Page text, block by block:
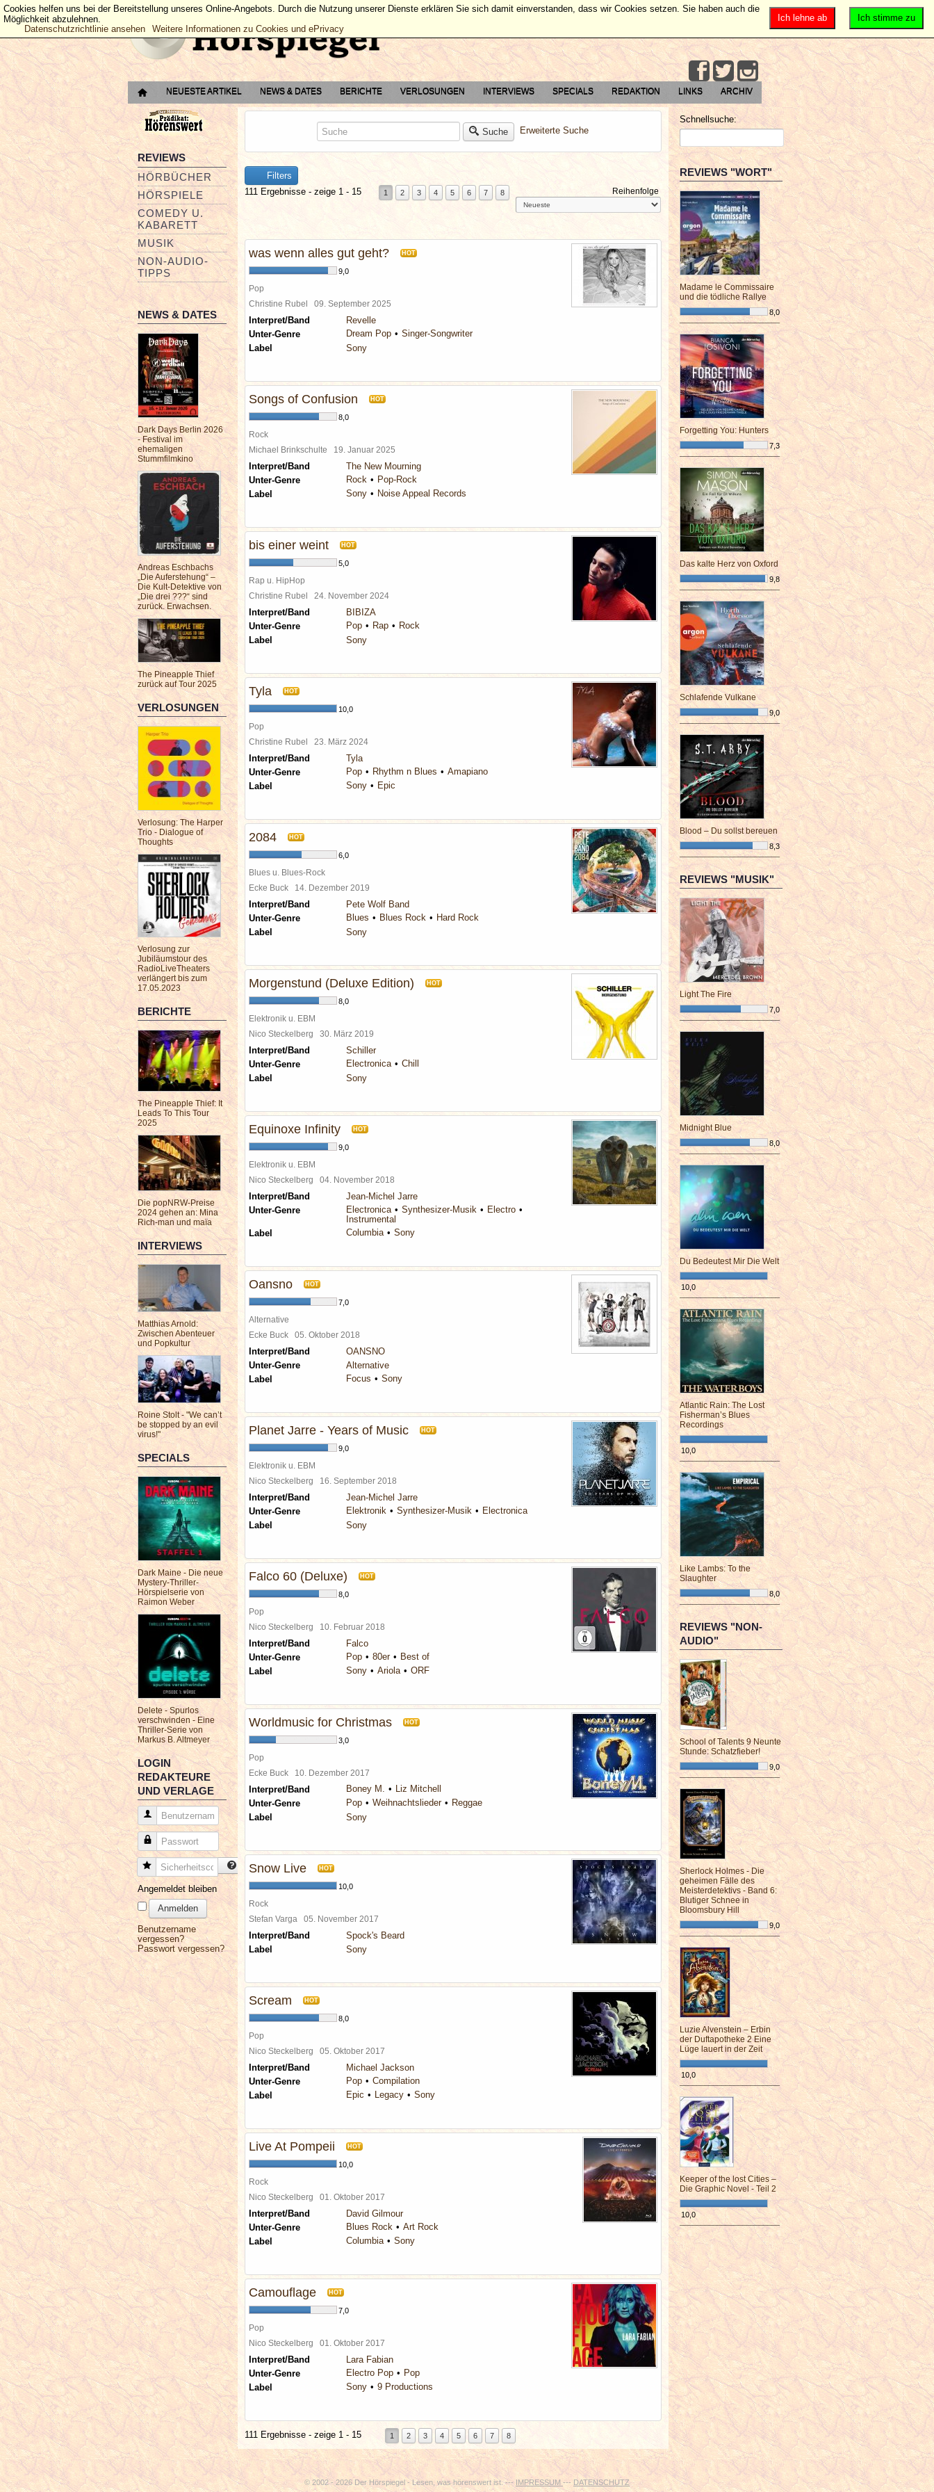
NEUESTE ARTIKEL NEWS & DATES BERICHTE VERLOSUNGEN INTERVIEWS SPECIALS REDAKTION LINKS ARCHIV
REVIEWS
HÖRBÜCHER
HÖRSPIELE
COMEDY U.
KABARETT
MUSIK
NON-AUDIO-
TIPPS
NEWS & DATES
Dark Days Berlin 2026
- Festival im
ehemaligen
Stummfilmkino
Andreas Eschbachs
„Die Auferstehung“ –
Die Kult-Detektive von
„Die drei ???“ sind
zurück. Erwachsen.
The Pineapple Thief
zurück auf Tour 2025
VERLOSUNGEN
Verlosung: The Harper
Trio - Dialogue of
Thoughts
Verlosung zur
Jubiläumstour des
RadioLiveTheaters
verlängert bis zum
17.05.2023
BERICHTE
The Pineapple Thief: It
Leads To This Tour
2025
Die popNRW-Preise
2024 gehen an: Mina
Rich-man und maïa
INTERVIEWS
Matthias Arnold:
Zwischen Abenteuer
und Popkultur
Roine Stolt - "We can’t
be stopped by an evil
virus!"
SPECIALS
Dark Maine - Die neue
Mystery-Thriller-
Hörspielserie von
Raimon Weber
Delete - Spurlos
verschwinden - Eine
Thriller-Serie von
Markus B. Altmeyer
LOGIN
REDAKTEURE
UND VERLAGE
Benutzername
Passwort
Sicherheitscode
Angemeldet bleiben
Anmelden
Benutzername
vergessen?
Passwort vergessen?
Suche Erweiterte Suche
Filters
111 Ergebnisse - zeige 1 - 15
1 2 3 4 5 6 7 8 Reihenfolge
was wenn alles gut geht? HOT
9,0
Pop
Christine Rubel 09. September 2025
Interpret/Band
Revelle
Unter-Genre
Dream Pop
Singer-Songwriter
Label
Sony
Songs of Confusion HOT
8,0
Rock
Michael Brinkschulte 19. Januar 2025
Interpret/Band
The New Mourning
Unter-Genre
Rock
Pop-Rock
Label
Sony Noise Appeal Records
bis einer weint HOT
5,0
Rap u. HipHop
Christine Rubel 24. November 2024
Interpret/Band
BIBIZA
Unter-Genre
Pop Rap
Rock
Label
Sony
Tyla HOT
10,0
Pop
Christine Rubel 23. März 2024
Interpret/Band
Tyla
Unter-Genre
Pop Rhythm n Blues
Amapiano
Label
Sony Epic
2084 HOT
6,0
Blues u. Blues-Rock
Ecke Buck 14. Dezember 2019
Interpret/Band
Pete Wolf Band
Unter-Genre
Blues Blues Rock
Hard Rock
Label
Sony
Morgenstund (Deluxe Edition) HOT
8,0
Elektronik u. EBM
Nico Steckelberg 30. März 2019
Interpret/Band
Schiller
Unter-Genre
Electronica
Chill
Label
Sony
Equinoxe Infinity HOT
9,0
Elektronik u. EBM
Nico Steckelberg 04. November 2018
Interpret/Band
Jean-Michel Jarre
Unter-Genre
Electronica Synthesizer-Musik
Electro
Instrumental
Label
Columbia Sony
Oansno HOT
7,0
Alternative
Ecke Buck 05. Oktober 2018
Interpret/Band
OANSNO
Unter-Genre
Alternative
Label
Focus Sony
Planet Jarre - Years of Music HOT
9,0
Elektronik u. EBM
Nico Steckelberg 16. September 2018
Interpret/Band
Jean-Michel Jarre
Unter-Genre
Elektronik Synthesizer-Musik
Electronica
Label
Sony
Falco 60 (Deluxe) HOT
8,0
Pop
Nico Steckelberg 10. Februar 2018
Interpret/Band
Falco
Unter-Genre
Pop 80er
Best of
Label
Sony Ariola ORF
Worldmusic for Christmas HOT
3,0
Pop
Ecke Buck 10. Dezember 2017
Interpret/Band Boney M.
Liz Mitchell
Unter-Genre
Pop Weihnachtslieder
Reggae
Label
Sony
Snow Live HOT
10,0
Rock
Stefan Varga 05. November 2017
Interpret/Band
Spock's Beard
Label
Sony
Scream HOT
8,0
Pop
Nico Steckelberg 05. Oktober 2017
Interpret/Band
Michael Jackson
Unter-Genre
Pop
Compilation
Label
Epic Legacy Sony
Live At Pompeii HOT
10,0
Rock
Nico Steckelberg 01. Oktober 2017
Interpret/Band
David Gilmour
Unter-Genre
Blues Rock
Art Rock
Label
Columbia Sony
Camouflage HOT
7,0
Pop
Nico Steckelberg 01. Oktober 2017
Interpret/Band
Lara Fabian
Unter-Genre
Electro Pop
Pop
Label
Sony 9 Productions
111 Ergebnisse - zeige 1 - 15 1 2 3 4 5 6 7 8
Schnellsuche:
REVIEWS "WORT"
Madame le Commissaire
und die tödliche Rallye
8,0
¯¯¯¯¯¯¯¯¯¯¯¯¯¯¯¯¯¯¯¯¯¯¯¯
Forgetting You: Hunters
7,3
¯¯¯¯¯¯¯¯¯¯¯¯¯¯¯¯¯¯¯¯¯¯¯¯
Das kalte Herz von Oxford
9,8
¯¯¯¯¯¯¯¯¯¯¯¯¯¯¯¯¯¯¯¯¯¯¯¯
Schlafende Vulkane
9,0
¯¯¯¯¯¯¯¯¯¯¯¯¯¯¯¯¯¯¯¯¯¯¯¯
Blood – Du sollst bereuen
8,3
¯¯¯¯¯¯¯¯¯¯¯¯¯¯¯¯¯¯¯¯¯¯¯¯
REVIEWS "MUSIK"
Light The Fire
7,0
¯¯¯¯¯¯¯¯¯¯¯¯¯¯¯¯¯¯¯¯¯¯¯¯
Midnight Blue
8,0
¯¯¯¯¯¯¯¯¯¯¯¯¯¯¯¯¯¯¯¯¯¯¯¯
Du Bedeutest Mir Die Welt
10,0
¯¯¯¯¯¯¯¯¯¯¯¯¯¯¯¯¯¯¯¯¯¯¯¯
Atlantic Rain: The Lost
Fisherman’s Blues
Recordings
10,0
¯¯¯¯¯¯¯¯¯¯¯¯¯¯¯¯¯¯¯¯¯¯¯¯
Like Lambs: To the
Slaughter
8,0
¯¯¯¯¯¯¯¯¯¯¯¯¯¯¯¯¯¯¯¯¯¯¯¯
REVIEWS "NON-
AUDIO"
School of Talents 9 Neunte
Stunde: Schatzfieber!
9,0
¯¯¯¯¯¯¯¯¯¯¯¯¯¯¯¯¯¯¯¯¯¯¯¯
Sherlock Holmes - Die
geheimen Fälle des
Meisterdetektivs - Band 6:
Blutiger Schnee in
Bloomsbury Hill
9,0
¯¯¯¯¯¯¯¯¯¯¯¯¯¯¯¯¯¯¯¯¯¯¯¯
Luzie Alvenstein – Erbin
der Duftapotheke 2 Eine
Lüge lauert in der Zeit
10,0
¯¯¯¯¯¯¯¯¯¯¯¯¯¯¯¯¯¯¯¯¯¯¯¯
Keeper of the lost Cities –
Die Graphic Novel - Teil 2
10,0
¯¯¯¯¯¯¯¯¯¯¯¯¯¯¯¯¯¯¯¯¯¯¯¯
© 2002 - 2026 Der Hörspiegel - Lesen, was hörenswert ist. --- IMPRESSUM --- DATENSCHUTZ
Ich stimme zu
Ich lehne ab
Cookies helfen uns bei der Bereitstellung unseres Online-Angebots. Durch die Nutzung unserer Dienste erklären Sie sich damit einverstanden, dass wir Cookies setzen. Sie haben auch die
Möglichkeit abzulehnen.
Datenschutzrichtlinie ansehen
Weitere Informationen zu Cookies und ePrivacy